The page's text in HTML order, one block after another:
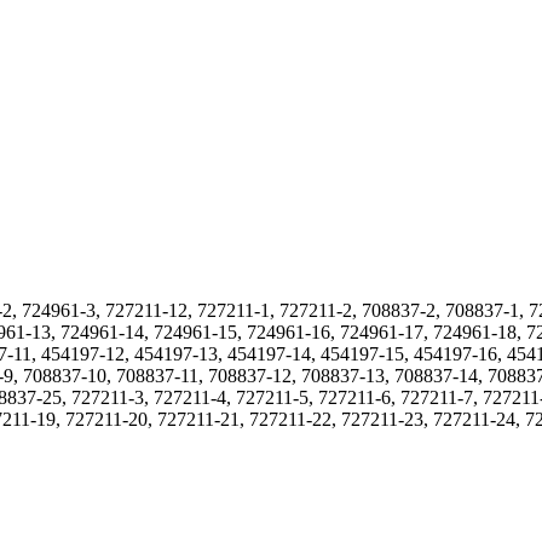
724961-3, 727211-12, 727211-1, 727211-2, 708837-2, 708837-1,
13, 724961-14, 724961-15, 724961-16, 724961-17, 724961-18,
454197-12, 454197-13, 454197-14, 454197-15, 454197-16,
708837-10, 708837-11, 708837-12, 708837-13, 708837-14,
25, 727211-3, 727211-4, 727211-5, 727211-6, 727211-7,
19, 727211-20, 727211-21, 727211-22, 727211-23, 727211-24,